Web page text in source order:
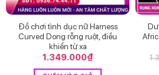
Đồ chơi tình dục nữ Harness
Curved Dong rỗng ruột, điều
khiển từ xa
1.349.000₫